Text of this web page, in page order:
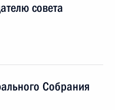
совета
Собрания